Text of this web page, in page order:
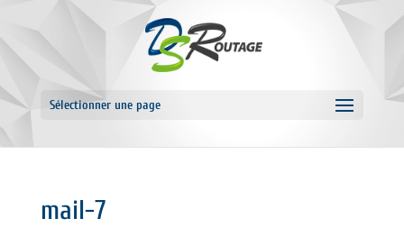
Sélectionner une page
mail-7